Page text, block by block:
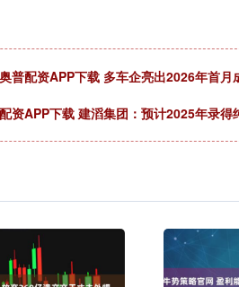
普配资APP下载 多车企亮出2026年首月
资APP下载 建滔集团：预计2025年录得